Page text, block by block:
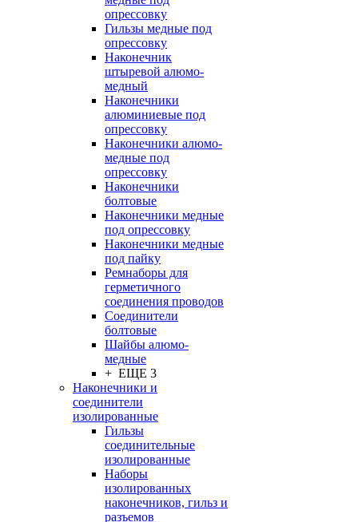
опрессовку
Гильзы медные под
опрессовку
Наконечник
штыревой алюмо-
медный
Наконечники
алюминиевые под
опрессовку
Наконечники алюмо-
медные под
опрессовку
Наконечники
болтовые
Наконечники медные
под опрессовку
Наконечники медные
под пайку
Ремнаборы для
герметичного
соединения проводов
Соединители
болтовые
Шайбы алюмо-
медные
+ ЕЩЕ 3
Наконечники и
соединители
изолированные
Гильзы
соединительные
изолированные
Наборы
изолированных
наконечников, гильз и
разъемов